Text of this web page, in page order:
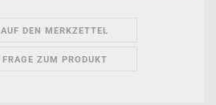
AUF DEN MERKZETTEL
FRAGE ZUM PRODUKT